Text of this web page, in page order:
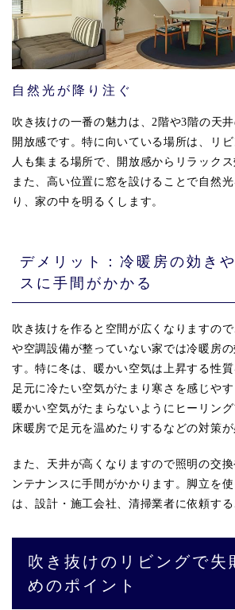
自然光が降り注ぐ
吹き抜けの一番の魅力は、2階や3階の天
開放感です。特に向いている場所は、リ
人も集まる場所で、開放感からリラックス
また、高い位置に窓を設けることで自然
り、家の中を明るくします。
デメリット：冷暖房の効き
スに手間がかかる
吹き抜けを作ると空間が広くなりますの
や空調設備が整っていない家では冷暖房
す。特に冬は、暖かい空気は上昇する性
足元に冷たい空気がたまり寒さを感じや
暖かい空気がたまらないようにヒーリング
床暖房で足元を温めたりするなどの対策が
また、天井が高くなりますので照明の交
ンテナンスに手間がかかります。脚立を
は、設計・施工会社、清掃業者に依頼する
吹き抜けのリビングで失
めのポイント